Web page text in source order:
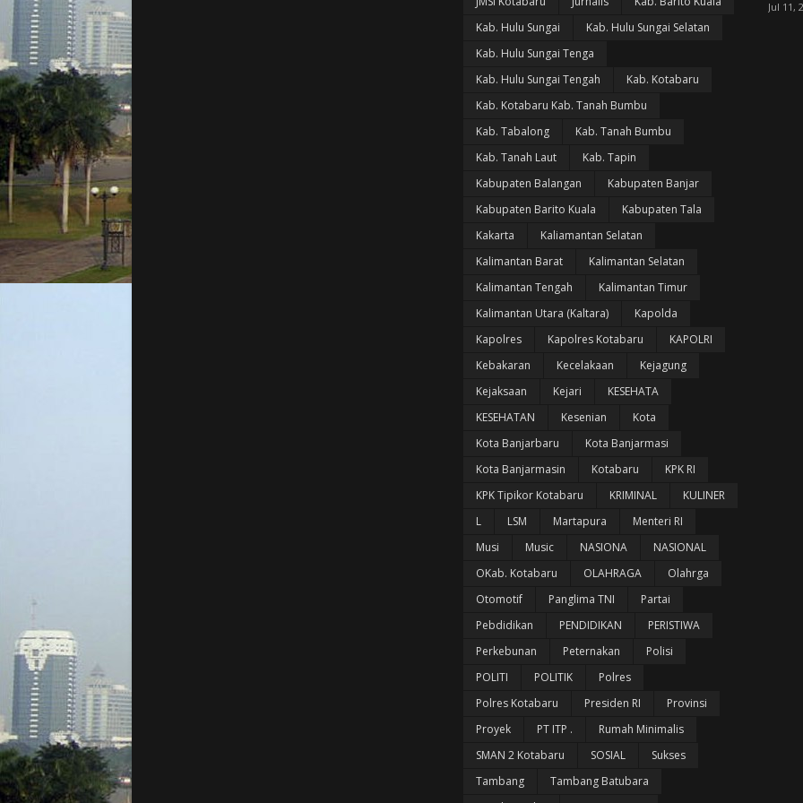
Kab. Hulu Sungai
Kab. Hulu Sungai Selatan
Kab. Hulu Sungai Tenga
Kab. Hulu Sungai Tengah
Kab. Kotabaru
Kab. Kotabaru Kab. Tanah Bumbu
Kab. Tabalong
Kab. Tanah Bumbu
Kab. Tanah Laut
Kab. Tapin
Kabupaten Balangan
Kabupaten Banjar
Kabupaten Barito Kuala
Kabupaten Tala
Kakarta
Kaliamantan Selatan
Kalimantan Barat
Kalimantan Selatan
Kalimantan Tengah
Kalimantan Timur
Kalimantan Utara (Kaltara)
Kapolda
Kapolres
Kapolres Kotabaru
KAPOLRI
Kebakaran
Kecelakaan
Kejagung
Kejaksaan
Kejari
KESEHATA
KESEHATAN
Kesenian
Kota
Kota Banjarbaru
Kota Banjarmasi
Kota Banjarmasin
Kotabaru
KPK RI
KPK Tipikor Kotabaru
KRIMINAL
KULINER
L
LSM Martapura
Menteri RI
Musi
Music NASIONA
NASIONAL
OKab. Kotabaru
OLAHRAGA
Olahrga
Otomotif
Panglima TNI
Partai
Pebdidikan
PENDIDIKAN
PERISTIWA
Perkebunan
Peternakan
Polisi
POLITI
POLITIK
Polres
Polres Kotabaru
Presiden RI
Provinsi
Proyek
PT ITP .
Rumah Minimalis
SMAN 2 Kotabaru
SOSIAL
Sukses
Tambang
Tambang Batubara
Jul 11,